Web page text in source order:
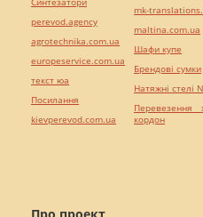
perevod.agency
agrotechnika.com.ua
europeservice.com.ua
текст юа
Посилання
kievperevod.com.ua
mk-
maltina.com.ua
Шафи купе
Брендові сумки
Натяжні стелі
Перевезення
кордон